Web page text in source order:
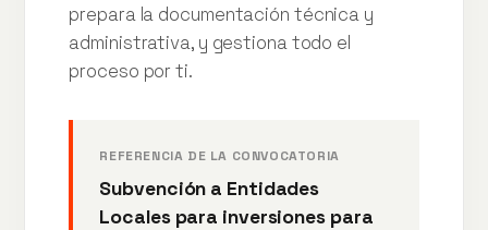
prepara la documentación técnica y
administrativa, y gestiona todo el
proceso por ti.
REFERENCIA DE LA CONVOCATORIA
Subvención a Entidades
Locales para inversiones para